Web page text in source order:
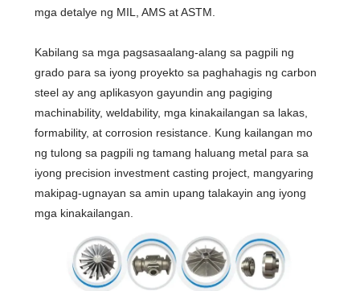
mga detalye ng MIL, AMS at ASTM.
Kabilang sa mga pagsasaalang-alang sa pagpili ng
grado para sa iyong proyekto sa paghahagis ng carbon
steel ay ang aplikasyon gayundin ang pagiging
machinability, weldability, mga kinakailangan sa lakas,
formability, at corrosion resistance. Kung kailangan mo
ng tulong sa pagpili ng tamang haluang metal para sa
iyong precision investment casting project, mangyaring
makipag-ugnayan sa amin upang talakayin ang iyong
mga kinakailangan.